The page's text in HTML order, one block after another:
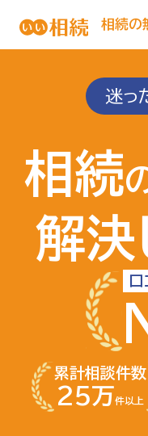
相続の
迷っ
相続
解決
累計相談件数
25万件以上